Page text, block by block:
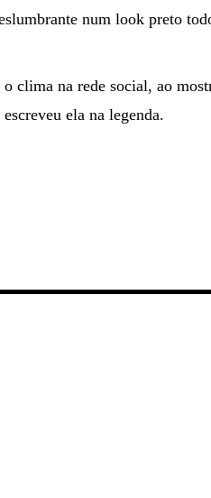
num look preto
clima na rede social, ao
ela na legenda.